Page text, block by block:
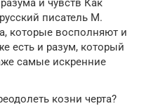
и чувств Как
писатель М.
которые восполняют и
есть и разум, который
самые искренние
козни черта?